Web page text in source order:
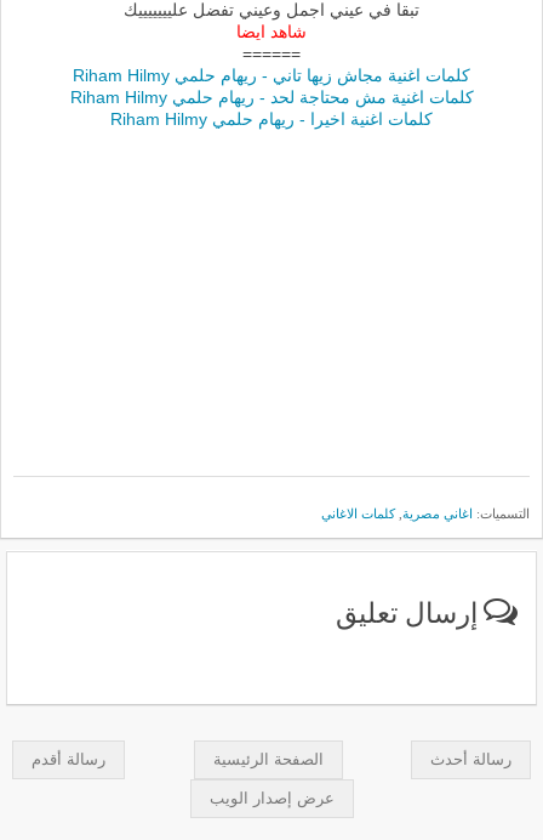
تبقا في عيني اجمل وعيني تفضل عليييييييك
شاهد ايضا
======
كلمات اغنية مجاش زيها تاني - ريهام حلمي Riham Hilmy
كلمات اغنية مش محتاجة لحد - ريهام حلمي Riham Hilmy
كلمات اغنية اخيرا - ريهام حلمي Riham Hilmy
التسميات: اغاني مصرية ,كلمات الاغاني
إرسال تعليق
رسالة أحدث رسالة أقدم الصفحة الرئيسية
عرض إصدار الويب